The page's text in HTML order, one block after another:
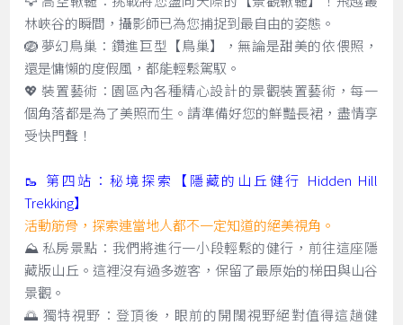
林峽谷的瞬間，攝影師已為您捕捉到最自由的姿態。
🪺 夢幻鳥巢：鑽進巨型【鳥巢】，無論是甜美的依偎照，
還是慵懶的度假風，都能輕鬆駕馭。
💖 裝置藝術：園區內各種精心設計的景觀裝置藝術，每一
個角落都是為了美照而生。請準備好您的鮮豔長裙，盡情享
受快門聲！
🥾 第四站：秘境探索【隱藏的山丘健行 Hidden Hill
Trekking】
活動筋骨，探索連當地人都不一定知道的絕美視角。
⛰️ 私房景點：我們將進行一小段輕鬆的健行，前往這座隱
藏版山丘。這裡沒有過多遊客，保留了最原始的梯田與山谷
景觀。
🌅 獨特視野：登頂後，眼前的開闊視野絕對值得這趟健